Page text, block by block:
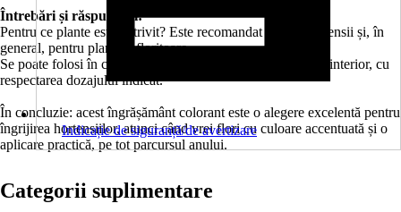
Întrebări și răspunsuri:
Pentru ce plante este potrivit? Este recomandat pentru hortensii și, în
general, pentru plante înfloritoare.
Se poate folosi în casă? Da, este potrivit pentru utilizare la interior, cu
respectarea dozajului indicat.
În concluzie: acest îngrășământ colorant este o alegere excelentă pentru
îngrijirea hortensiilor, atunci când vrei flori cu culoare accentuată și o
aplicare practică, pe tot parcursul anului.
Indicație de siguranță/de avertizare
Categorii suplimentare